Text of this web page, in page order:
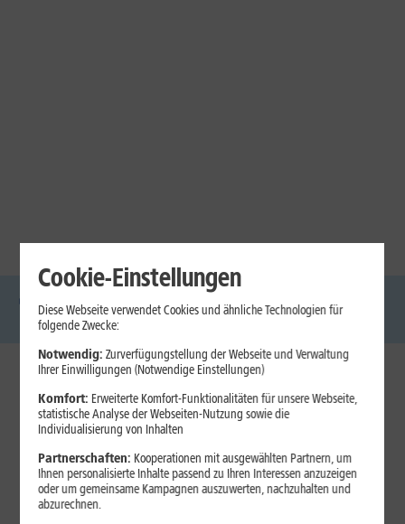
Glasfaser Internet Handys
Mobilfunk-
Laptops
1&1 Internet
Jetzt unterbrechungsfrei ins sehr gute Netz wechseln.
Ohne doppelte Kosten.*
Cookie-Einstellungen
Diese Webseite verwendet Cookies und ähnliche Technologien für
folgende Zwecke:
Notwendig: Zurverfügungstellung der Webseite und Verwaltung
Ihrer Einwilligungen (Notwendige Einstellungen)
Komfort: Erweiterte Komfort-Funktionalitäten für unsere Webseite,
statistische Analyse der Webseiten-Nutzung sowie die
Individualisierung von Inhalten
Partnerschaften: Kooperationen mit ausgewählten Partnern, um
Ihnen personalisierte Inhalte passend zu Ihren Interessen anzuzeigen
oder um gemeinsame Kampagnen auszuwerten, nachzuhalten und
abzurechnen.